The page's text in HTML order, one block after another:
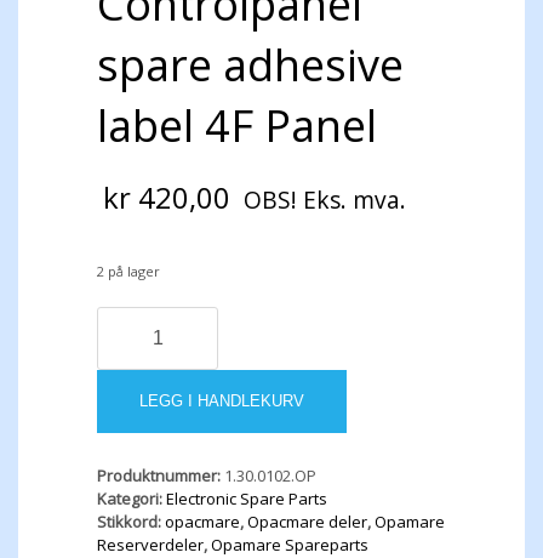
spare adhesive
label 4F Panel
kr 420,00 OBS! Eks. mva.
2 på lager
Controlpanel
adhesive
Panel
LEGG I HANDLEKURV
Produktnummer: 1.30.0102.OP
Kategori:Electronic Spare Parts
Stikkord:opacmare,Opacmare deler,Opamare
Reserverdeler,Opamare Spareparts